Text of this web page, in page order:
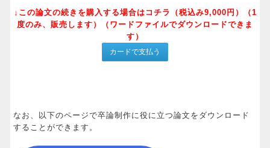
↓この論文の続きを購入する場合はコチラ（税込み9,000円）（1
度のみ、販売します）（ワードファイルでダウンロードできま
す）
なお、以下のページで卒論制作に役に立つ論文をダウンロード
することができます。